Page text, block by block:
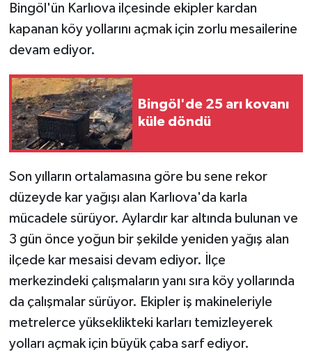
Bingöl'ün Karlıova ilçesinde ekipler kardan
kapanan köy yollarını açmak için zorlu mesailerine
devam ediyor.
Bingöl'de 25 arı kovanı
küle döndü
Son yılların ortalamasına göre bu sene rekor
düzeyde kar yağışı alan Karlıova'da karla
mücadele sürüyor. Aylardır kar altında bulunan ve
3 gün önce yoğun bir şekilde yeniden yağış alan
ilçede kar mesaisi devam ediyor. İlçe
merkezindeki çalışmaların yanı sıra köy yollarında
da çalışmalar sürüyor. Ekipler iş makineleriyle
metrelerce yükseklikteki karları temizleyerek
yolları açmak için büyük çaba sarf ediyor.
POLİTİKA
SİYASET
SPOR
TEKNOLOJİ
YAŞAM